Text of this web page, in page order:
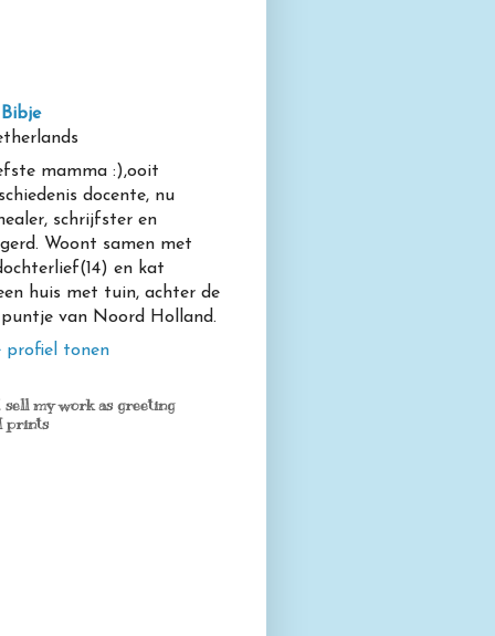
Bibje
mamma :),ooit
docente, nu
schrijfster en
Woont samen met
en kat
huis met tuin, achter de
van Noord Holland.
profiel tonen
sell my work as greeting
prints